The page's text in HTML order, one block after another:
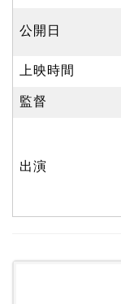
公開日
上映時間
監督
出演